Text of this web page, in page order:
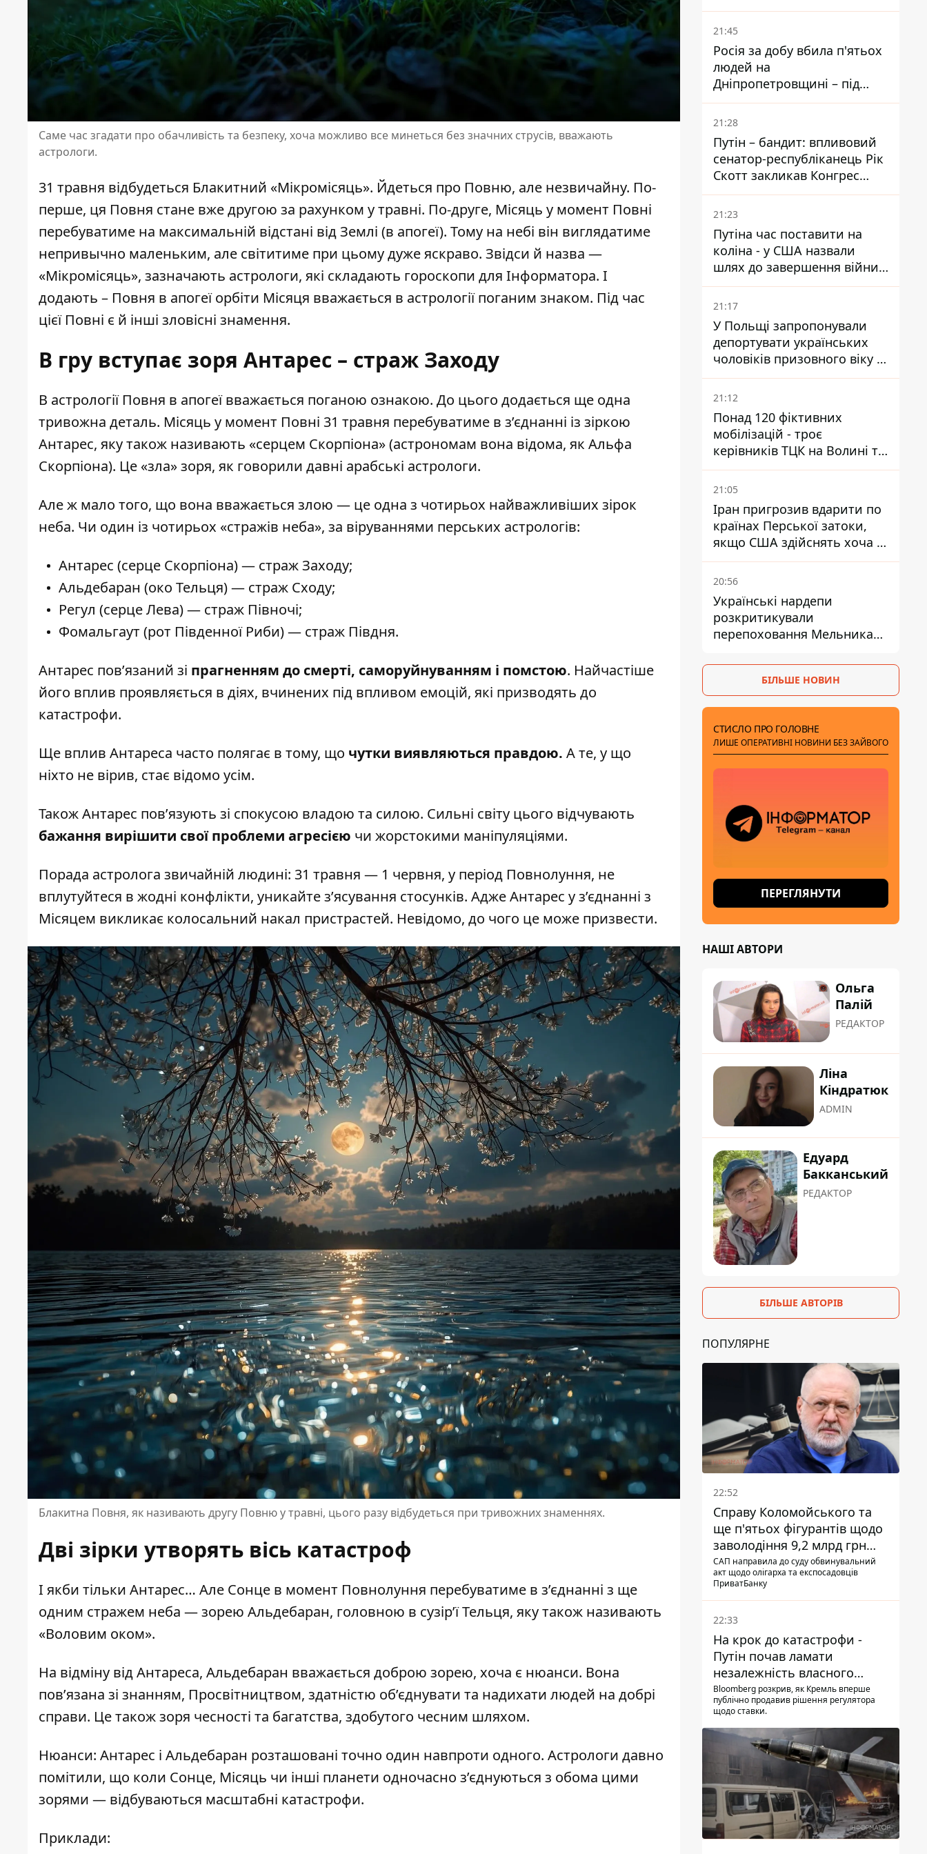
Саме час згадати про обачливість та безпеку, хоча можливо все минеться без значних струсів, вважають
астрологи.
31 травня відбудеться Блакитний «Мікромісяць». Йдеться про Повню, але незвичайну. По-
перше, ця Повня стане вже другою за рахунком у травні. По-друге, Місяць у момент Повні
перебуватиме на максимальній відстані від Землі (в апогеї). Тому на небі він виглядатиме
непривычно маленьким, але світитиме при цьому дуже яскраво. Звідси й назва —
«Мікромісяць», зазначають астрологи, які складають гороскопи для Інформатора. І
додають – Повня в апогеї орбіти Місяця вважається в астрології поганим знаком. Під час
цієї Повні є й інші зловісні знамення.
В гру вступає зоря Антарес – страж Заходу
В астрології Повня в апогеї вважається поганою ознакою. До цього додається ще одна
тривожна деталь. Місяць у момент Повні 31 травня перебуватиме в з’єднанні із зіркою
Антарес, яку також називають «серцем Скорпіона» (астрономам вона відома, як Альфа
Скорпіона). Це «зла» зоря, як говорили давні арабські астрологи.
Але ж мало того, що вона вважається злою — це одна з чотирьох найважливіших зірок
неба. Чи один із чотирьох «стражів неба», за віруваннями перських астрологів:
Антарес (серце Скорпіона) — страж Заходу;
Альдебаран (око Тельця) — страж Сходу;
Регул (серце Лева) — страж Півночі;
Фомальгаут (рот Південної Риби) — страж Півдня.
Антарес пов’язаний зі прагненням до смерті, саморуйнуванням і помстою. Найчастіше
його вплив проявляється в діях, вчинених під впливом емоцій, які призводять до
катастрофи.
Ще вплив Антареса часто полягає в тому, що чутки виявляються правдою. А те, у що
ніхто не вірив, стає відомо усім.
Також Антарес пов’язують зі спокусою владою та силою. Сильні світу цього відчувають
бажання вирішити свої проблеми агресією чи жорстокими маніпуляціями.
Порада астролога звичайній людині: 31 травня — 1 червня, у період Повнолуння, не
вплутуйтеся в жодні конфлікти, уникайте з’ясування стосунків. Адже Антарес у з’єднанні з
Місяцем викликає колосальний накал пристрастей. Невідомо, до чого це може призвести.
Блакитна Повня, як називають другу Повню у травні, цього разу відбудеться при тривожних знаменнях.
Дві зірки утворять вісь катастроф
І якби тільки Антарес… Але Сонце в момент Повнолуння перебуватиме в з’єднанні з ще
одним стражем неба — зорею Альдебаран, головною в сузір’ї Тельця, яку також називають
«Воловим оком».
На відміну від Антареса, Альдебаран вважається доброю зорею, хоча є нюанси. Вона
пов’язана зі знанням, Просвітництвом, здатністю об’єднувати та надихати людей на добрі
справи. Це також зоря чесності та багатства, здобутого чесним шляхом.
Нюанси: Антарес і Альдебаран розташовані точно один навпроти одного. Астрологи давно
помітили, що коли Сонце, Місяць чи інші планети одночасно з’єднуються з обома цими
зорями — відбуваються масштабні катастрофи.
Приклади:
біль – він очолив народне
голосування
21:45
Росія за добу вбила п'ятьох
людей на
Дніпропетровщині – під
ударами опинилися п'ять
районів області
21:28
Путін – бандит: впливовий
сенатор-республіканець Рік
Скотт закликав Конгрес
притягнути РФ до
відповідальності за війну в
Україні
21:23
Путіна час поставити на
коліна - у США назвали
шлях до завершення війни -
National Security Journal
21:17
У Польщі запропонували
депортувати українських
чоловіків призовного віку -
кого це може торкнутися
21:12
Понад 120 фіктивних
мобілізацій - троє
керівників ТЦК на Волині та
Буковині отримали підозри
за фейкові звіти
21:05
Іран пригрозив вдарити по
країнах Перської затоки,
якщо США здійснять хоча б
одну атаку - Reuters
20:56
Українські нардепи
розкритикували
перепоховання Мельника
ізоляції
БІЛЬШЕ НОВИН
СТИСЛО ПРО ГОЛОВНЕ
ЛИШЕ ОПЕРАТИВНІ НОВИНИ БЕЗ ЗАЙВОГО
ПЕРЕГЛЯНУТИ
НАШІ АВТОРИ
Ольга
Палій
РЕДАКТОР
Ліна
Кіндратюк
ADMIN
Едуард
Бакканський
РЕДАКТОР
БІЛЬШЕ АВТОРІВ
ПОПУЛЯРНЕ
22:52
Справу Коломойського та
ще п'ятьох фігурантів щодо
заволодіння 9,2 млрд грн
ПриватБанку скерували до
суду
САП направила до суду обвинувальний
акт щодо олігарха та експосадовців
ПриватБанку
22:33
На крок до катастрофи -
Путін почав ламати
незалежність власного
Центробанку, змусивши
знизити базову ставку
Bloomberg розкрив, як Кремль вперше
публічно продавив рішення регулятора
щодо ставки.